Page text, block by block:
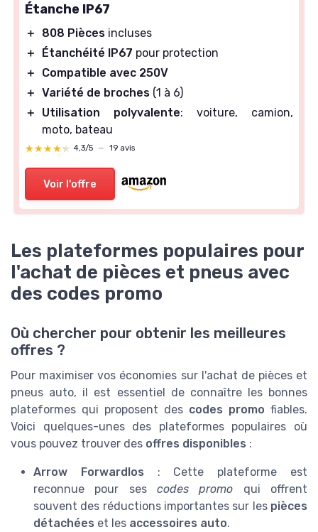
Étanche IP67
＋ 808 Pièces incluses
＋
Étanchéité IP67 pour protection
＋
Compatible avec 250V
＋ Variété de broches (1 à 6)
＋
Utilisation polyvalente: voiture, camion,
moto, bateau
★★★★★
★★★★★ 4,3/5 — 19 avis
Voir l'offre
Les plateformes populaires pour
l'achat de pièces et pneus avec
des codes promo
Où chercher pour obtenir les meilleures
offres ?
Pour maximiser vos économies sur l'achat de pièces et
pneus auto, il est essentiel de connaître les bonnes
plateformes qui proposent des codes promo fiables.
Voici quelques-unes des plateformes populaires où
vous pouvez trouver des offres disponibles :
Arrow Forwardlos : Cette plateforme est
reconnue pour ses codes promo qui offrent
souvent des réductions importantes sur les pièces
détachées et les accessoires auto.